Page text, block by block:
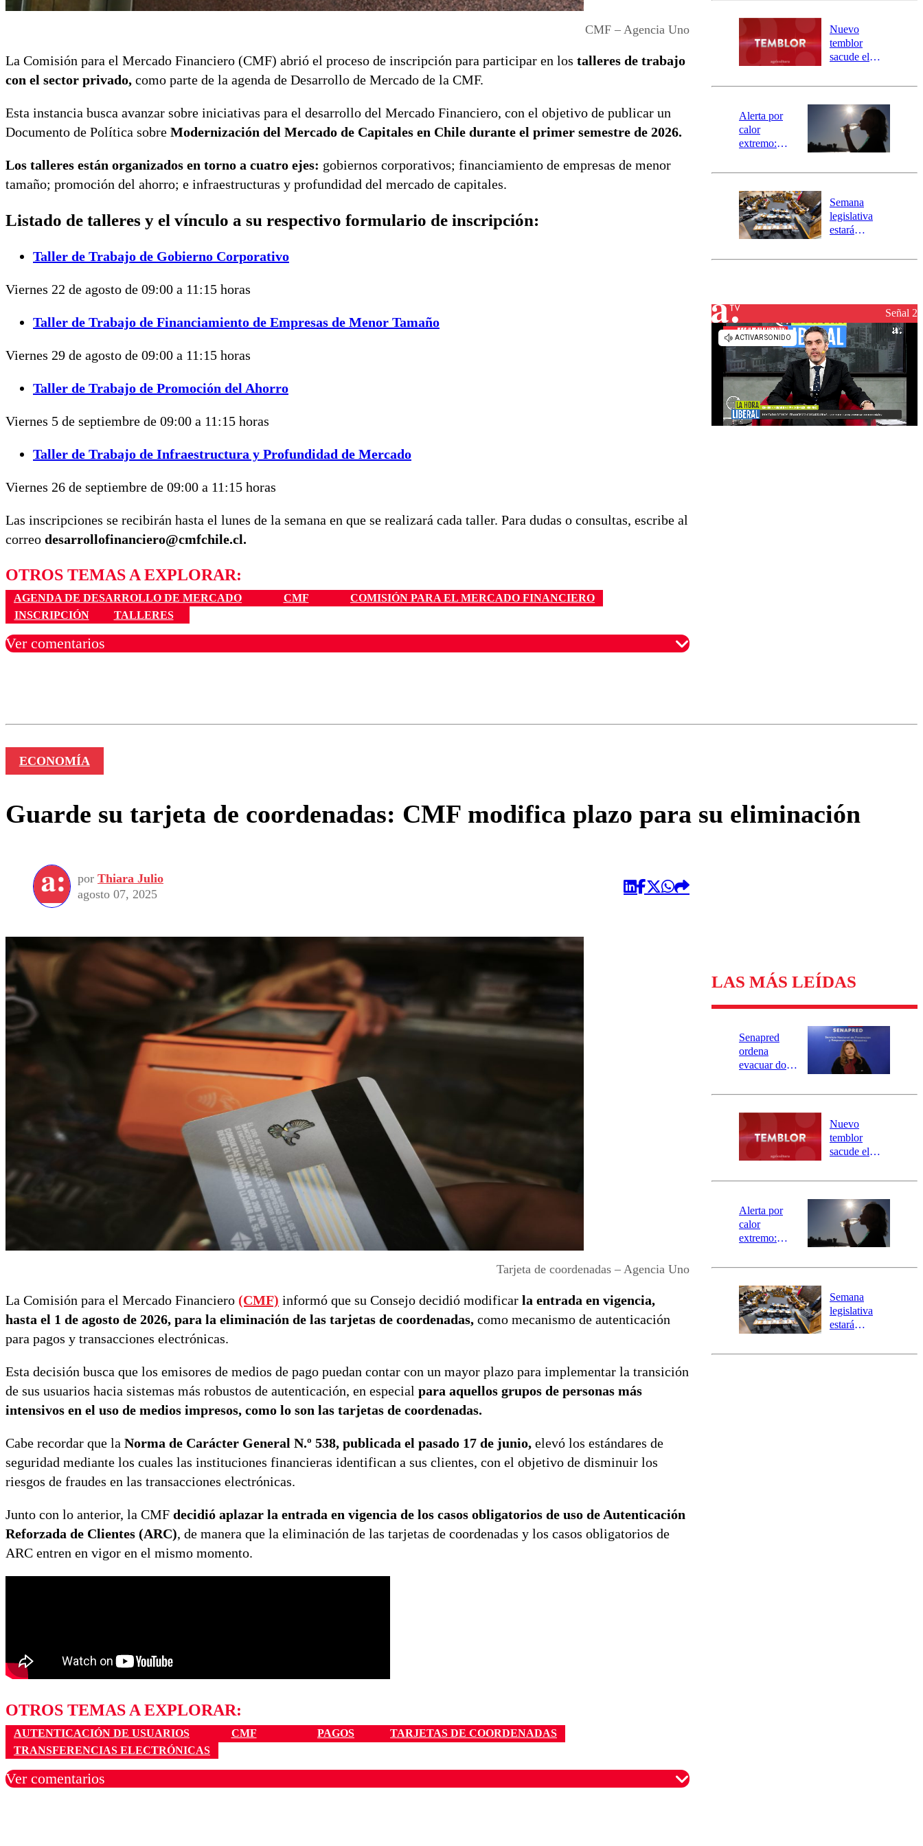
CMF – Agencia Uno
La Comisión para el Mercado Financiero (CMF) abrió el proceso de inscripción para participar en los talleres de trabajo
con el sector privado, como parte de la agenda de Desarrollo de Mercado de la CMF.
Esta instancia busca avanzar sobre iniciativas para el desarrollo del Mercado Financiero, con el objetivo de publicar un
Documento de Política sobre Modernización del Mercado de Capitales en Chile durante el primer semestre de 2026.
Los talleres están organizados en torno a cuatro ejes: gobiernos corporativos; financiamiento de empresas de menor
tamaño; promoción del ahorro; e infraestructuras y profundidad del mercado de capitales.
Listado de talleres y el vínculo a su respectivo formulario de inscripción:
Taller de Trabajo de Gobierno Corporativo
Viernes 22 de agosto de 09:00 a 11:15 horas
Taller de Trabajo de Financiamiento de Empresas de Menor Tamaño
Viernes 29 de agosto de 09:00 a 11:15 horas
Taller de Trabajo de Promoción del Ahorro
Viernes 5 de septiembre de 09:00 a 11:15 horas
Taller de Trabajo de Infraestructura y Profundidad de Mercado
Viernes 26 de septiembre de 09:00 a 11:15 horas
Las inscripciones se recibirán hasta el lunes de la semana en que se realizará cada taller. Para dudas o consultas, escribe al
correo desarrollofinanciero@cmfchile.cl.
OTROS TEMAS A EXPLORAR:
AGENDA DE DESARROLLO DE MERCADO CMF
COMISIÓN PARA EL MERCADO FINANCIERO
INSCRIPCIÓN
TALLERES
Ver comentarios
río Damas:
activa
mensajería
SAE
Nuevo
temblor
sacude el
revisa la
epicentro
Alerta por
calor
extremo:
activa Alerta
Preventiva en
tres comunas
Semana
legislativa
estará
el fin de la
reconstrucciónSeñal 2
ECONOMÍA
Guarde su tarjeta de coordenadas: CMF modifica plazo para su eliminación
por Thiara Julio
agosto 07, 2025
Tarjeta de coordenadas – Agencia Uno
La Comisión para el Mercado Financiero (CMF) informó que su Consejo decidió modificar la entrada en vigencia,
hasta el 1 de agosto de 2026, para la eliminación de las tarjetas de coordenadas, como mecanismo de autenticación
para pagos y transacciones electrónicas.
Esta decisión busca que los emisores de medios de pago puedan contar con un mayor plazo para implementar la transición
de sus usuarios hacia sistemas más robustos de autenticación, en especial para aquellos grupos de personas más
intensivos en el uso de medios impresos, como lo son las tarjetas de coordenadas.
Cabe recordar que la Norma de Carácter General N.º 538, publicada el pasado 17 de junio, elevó los estándares de
seguridad mediante los cuales las instituciones financieras identifican a sus clientes, con el objetivo de disminuir los
riesgos de fraudes en las transacciones electrónicas.
Junto con lo anterior, la CMF decidió aplazar la entrada en vigencia de los casos obligatorios de uso de Autenticación
Reforzada de Clientes (ARC), de manera que la eliminación de las tarjetas de coordenadas y los casos obligatorios de
ARC entren en vigor en el mismo momento.
OTROS TEMAS A EXPLORAR:
AUTENTICACIÓN DE USUARIOS CMF PAGOS
TARJETAS DE COORDENADAS
TRANSFERENCIAS ELECTRÓNICAS
Ver comentarios
LAS MÁS LEÍDAS
Senapred
ordena
evacuar dos
Carahue por
río Damas:
activa
mensajería
SAE
Nuevo
temblor
sacude el
revisa la
epicentro
Alerta por
calor
extremo:
activa Alerta
Preventiva en
tres comunas
Semana
legislativa
estará
el fin de la